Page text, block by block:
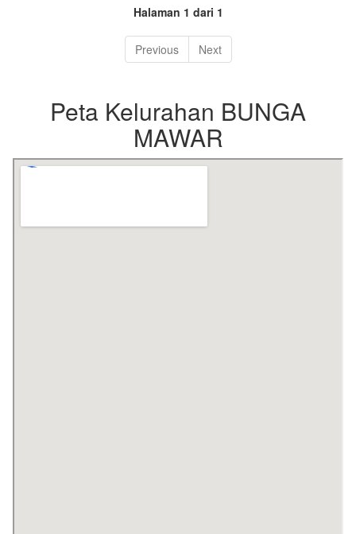
Halaman 1 dari 1
Previous Next
Peta Kelurahan BUNGA
MAWAR